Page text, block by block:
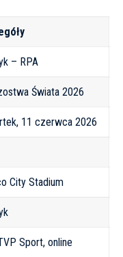
– RPA
Świata 2026
11 czerwca 2026
City Stadium
Sport, online